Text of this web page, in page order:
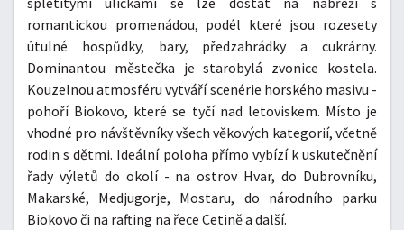
romantickou promenádou, podél které jsou rozesety
útulné hospůdky, bary, předzahrádky a cukrárny.
Dominantou městečka je starobylá zvonice kostela.
Kouzelnou atmosféru vytváří scenérie horského masivu -
pohoří Biokovo, které se tyčí nad letoviskem. Místo je
vhodné pro návštěvníky všech věkových kategorií, včetně
rodin s dětmi. Ideální poloha přímo vybízí k uskutečnění
řady výletů do okolí - na ostrov Hvar, do Dubrovníku,
Makarské, Medjugorje, Mostaru, do národního parku
Biokovo či na rafting na řece Cetině a další.